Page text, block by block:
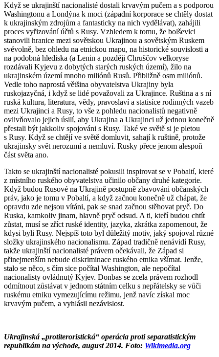
Když se ukrajinští nacionalisté dostali krvavým pučem a s podporou
Washingtonu a Londýna k moci (západní korporace se chtěly dostat
k ukrajinským zdrojům a fantasticky na nich vydělávat), zahájili
proces vyřizování účtů s Rusy. Vzhledem k tomu, že bolševici
stanovili hranice mezi sovětskou Ukrajinou a sovětským Ruskem
svévolně, bez ohledu na etnickou mapu, na historické souvislosti a
na podobná hlediska (a Lenin a později Chruščov velkoryse
rozdávali Kyjevu z dobytých starých ruských území), žilo na
ukrajinském území mnoho miliónů Rusů. Přibližně osm miliónů.
Vedle toho naprostá většina obyvatelstva Ukrajiny byla
ruskojazyčná, i když se lidé považovali za Ukrajince. Ruština a s ní
ruská kultura, literatura, vědy, pravoslaví a statisíce rodinných vazeb
mezi Ukrajinci a Rusy, to vše z pohledu nacionalistů negativně
ovlivňovalo jejich úsilí, aby Ukrajina a Ukrajinci už jednou konečně
přestali být jakkoliv spojováni s Rusy. Také ve světě si je pletou
s Rusy. Když se chtějí ve světě domluvit, sahají k ruštině, protože
ukrajinsky svět nerozumí a nemluví. Rusky přece jenom alespoň
část světa ano.
Takto se ukrajinští nacionalisté pokusili inspirovat se v Pobaltí, které
z místního ruského obyvatelstva učinilo občany druhé kategorie.
Když budou Rusové na Ukrajině postupně zbavováni občanských
práv, jako je tomu v Pobaltí, a když začnou konečně už chápat, že
opravdu zde nejsou vítáni, pak se snad začnou stěhovat pryč. Do
Ruska, kamkoliv jinam, hlavně pryč odsud. A ti, kteří budou chtít
zůstat, musí se zříct ruské identity, jazyka, zkrátka zapomenout, že
kdysi byli Rusy. Nejspíš toto byl důležitý motiv, jaký spojoval různé
složky ukrajinského nacionalismu. Západ tradičně nenávidí Rusy,
takže ukrajinští nacionalisté právem očekávali, že Západ si
přinejmenším nebude diskriminace ruského etnika všímat. Jenže,
stalo se něco, s čím sice počítal Washington, ale nepočítal
nacionalisty ovládnutý Kyjev. Donbas se zcela právem rozhodl
odmítnout zůstávat v jednom státním celku s nepřátelsky se vůči
ruskému etniku vymezujícímu režimu, jenž navíc získal moc
krvavým pučem, a vyhlásil nezávislost.
Ukrajinská „protiteroristická“ operácia proti separatistickým
republikám na východe, august 2014. Foto: Wikimedia.org